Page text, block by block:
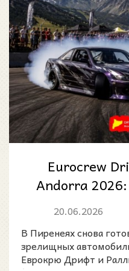
Eurocrew
Andorra
шоу на
20.06.2026
В Пиренеях снова
зрелищных
Еврокрю Дрифт и